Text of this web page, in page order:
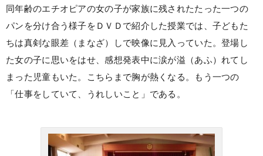
同年齢のエチオピアの女の子が家族に残されたたった一つの
パンを分け合う様子をＤＶＤで紹介した授業では、子どもた
ちは真剣な眼差（まなざ）しで映像に見入っていた。登場し
た女の子に思いをはせ、感想発表中に涙が溢（あふ）れてし
まった児童もいた。こちらまで胸が熱くなる。もう一つの
「仕事をしていて、うれしいこと」である。